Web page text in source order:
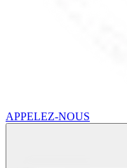
APPELEZ-NOUS